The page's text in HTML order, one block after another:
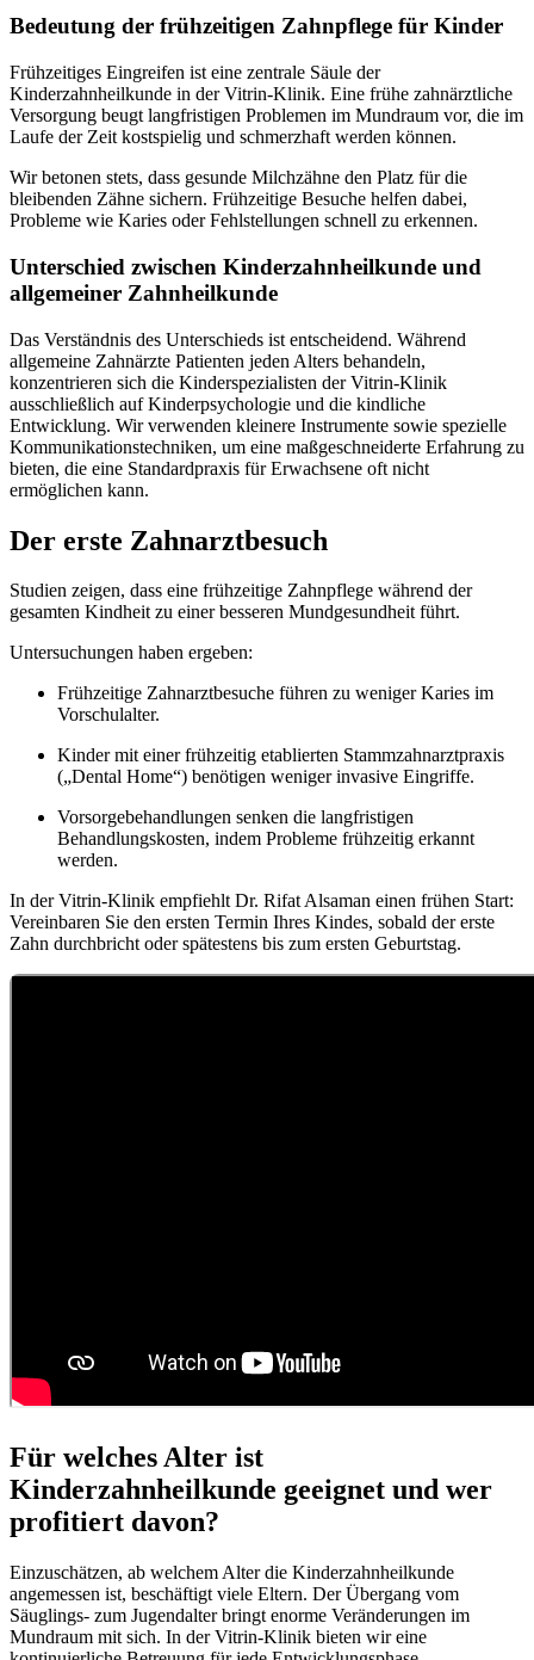
Bedeutung der frühzeitigen Zahnpflege für Kinder
Frühzeitiges Eingreifen ist eine zentrale Säule der
Kinderzahnheilkunde in der Vitrin-Klinik. Eine frühe zahnärztliche
Versorgung beugt langfristigen Problemen im Mundraum vor, die im
Laufe der Zeit kostspielig und schmerzhaft werden können.
Wir betonen stets, dass gesunde Milchzähne den Platz für die
bleibenden Zähne sichern. Frühzeitige Besuche helfen dabei,
Probleme wie Karies oder Fehlstellungen schnell zu erkennen.
Unterschied zwischen Kinderzahnheilkunde und
allgemeiner Zahnheilkunde
Das Verständnis des Unterschieds ist entscheidend. Während
allgemeine Zahnärzte Patienten jeden Alters behandeln,
konzentrieren sich die Kinderspezialisten der Vitrin-Klinik
ausschließlich auf Kinderpsychologie und die kindliche
Entwicklung. Wir verwenden kleinere Instrumente sowie spezielle
Kommunikationstechniken, um eine maßgeschneiderte Erfahrung zu
bieten, die eine Standardpraxis für Erwachsene oft nicht
ermöglichen kann.
Der erste Zahnarztbesuch
Studien zeigen, dass eine frühzeitige Zahnpflege während der
gesamten Kindheit zu einer besseren Mundgesundheit führt.
Untersuchungen haben ergeben:
Frühzeitige Zahnarztbesuche führen zu weniger Karies im
Vorschulalter.
Kinder mit einer frühzeitig etablierten Stammzahnarztpraxis
(„Dental Home“) benötigen weniger invasive Eingriffe.
Vorsorgebehandlungen senken die langfristigen
Behandlungskosten, indem Probleme frühzeitig erkannt
werden.
In der Vitrin-Klinik empfiehlt Dr. Rifat Alsaman einen frühen Start:
Vereinbaren Sie den ersten Termin Ihres Kindes, sobald der erste
Zahn durchbricht oder spätestens bis zum ersten Geburtstag.
Für welches Alter ist
Kinderzahnheilkunde geeignet und wer
profitiert davon?
Einzuschätzen, ab welchem Alter die Kinderzahnheilkunde
angemessen ist, beschäftigt viele Eltern. Der Übergang vom
Säuglings- zum Jugendalter bringt enorme Veränderungen im
Mundraum mit sich. In der Vitrin-Klinik bieten wir eine